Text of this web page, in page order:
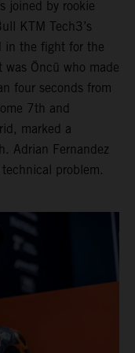
joined by rookie
KTM Tech3’s
in the fight for the
Öncü who made
four seconds from
7th and
marked a
Adrian Fernandez
problem.